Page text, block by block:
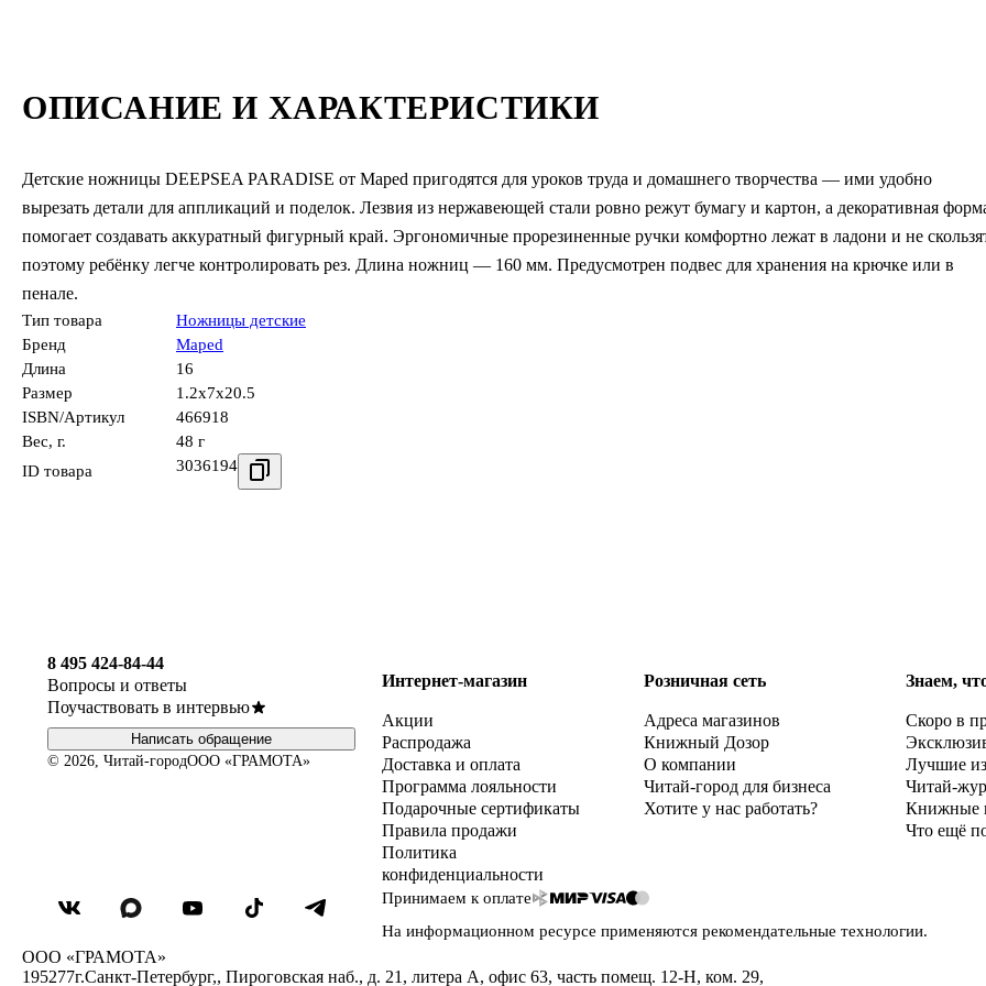
ОПИСАНИЕ И ХАРАКТЕРИСТИКИ
Детские ножницы DEEPSEA PARADISE от Maped пригодятся для уроков труда и домашнего творчества — ими удобно
вырезать детали для аппликаций и поделок. Лезвия из нержавеющей стали ровно режут бумагу и картон, а декоративная
помогает создавать аккуратный фигурный край. Эргономичные прорезиненные ручки комфортно лежат в ладони и не
поэтому ребёнку легче контролировать рез. Длина ножниц — 160 мм. Предусмотрен подвес для хранения на крючке или в
пенале.
Тип товара
Ножницы детские
Бренд
Maped
Длина
16
Размер
1.2x7x20.5
ISBN/Артикул
466918
Вес, г.
48 г
ID товара
3036194
8 495 424-84-44
Вопросы и ответы
Поучаствовать в интервью
Написать обращение
© 2026, Читай-городООО «ГРАМОТА»
Интернет-магазин
Акции
Распродажа
Доставка и оплата
Программа лояльности
Подарочные сертификаты
Правила продажи
Политика
конфиденциальности
Розничная сеть
Адреса магазинов
Книжный Дозор
О компании
Читай-город для бизнеса
Хотите у нас работать?
Знаем,
Скоро в
Лучшие
Читай-
Книжные
Что ещё
Принимаем к оплате
На информационном ресурсе применяются рекомендательные технологии.
ООО «ГРАМОТА»
195277г.Санкт-Петербург,, Пироговская наб., д. 21, литера А, офис 63, часть помещ. 12-Н, ком. 29,